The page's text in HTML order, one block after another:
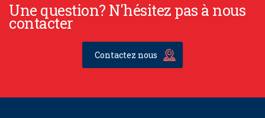
Une question? N'hésitez pas à nous
contacter
Contactez nous